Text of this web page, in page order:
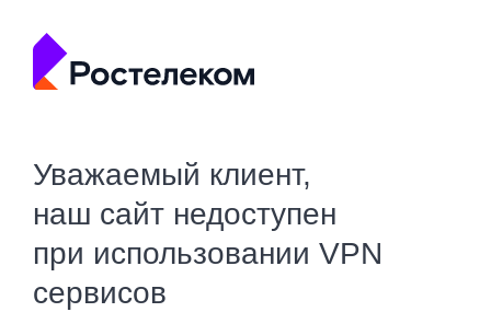
Уважаемый клиент,
наш сайт недоступен
при использовании VPN
сервисов